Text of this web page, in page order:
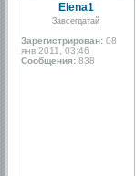
Elena1
Завсегдатай
Зарегистрирован: 08
янв 2011, 03:46
Сообщения: 838